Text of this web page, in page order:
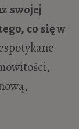
swojej
co się w